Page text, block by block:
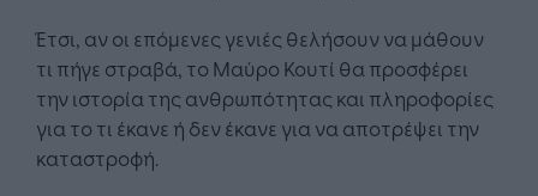
Έτσι, αν οι επόμενες γενιές θελήσουν να μάθουν
τι πήγε στραβά, το Μαύρο Κουτί θα προσφέρει
την ιστορία της ανθρωπότητας και πληροφορίες
για το τι έκανε ή δεν έκανε για να αποτρέψει την
καταστροφή.